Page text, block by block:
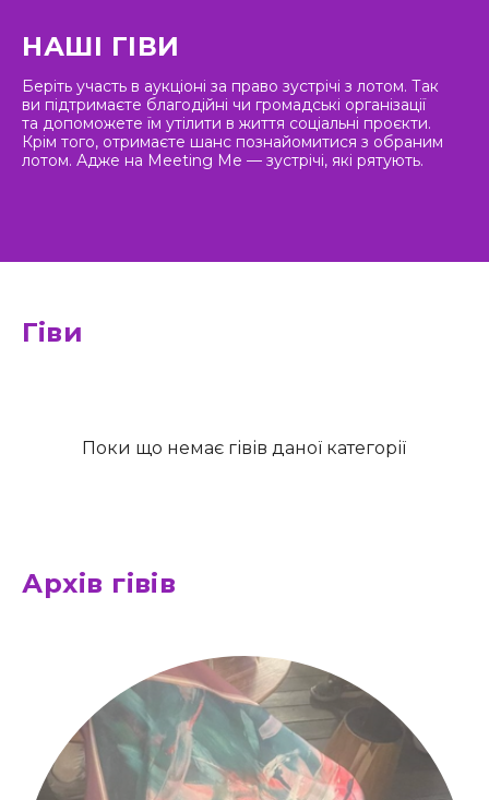
НАШІ ГІВИ
Беріть участь в аукціоні за право зустрічі з лотом. Так
ви підтримаєте благодійні чи громадські організації
та допоможете їм утілити в життя соціальні проєкти.
Крім того, отримаєте шанс познайомитися з обраним
лотом. Адже на Meeting Me — зустрічі, які рятують.
Гіви
Поки що немає гівів даної категорії
Архів гівів